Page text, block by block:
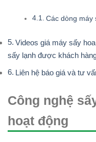
Các dòng máy
Videos giá máy sấy
sấy lạnh được khách
Liên hệ báo giá và tư
Công nghệ
hoạt động